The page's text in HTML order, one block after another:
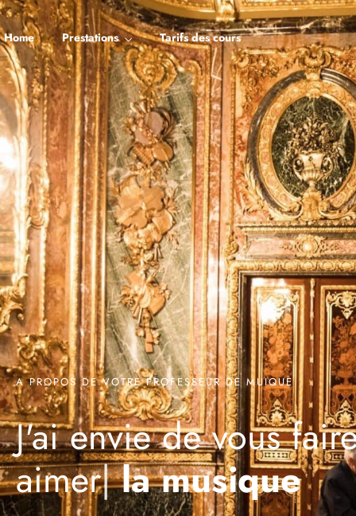
Home Prestations Tarifs des cours
A PROPOS DE VOTRE PROFESSEUR DE MUIQUE
J'ai envie de vous
aimer| la musique